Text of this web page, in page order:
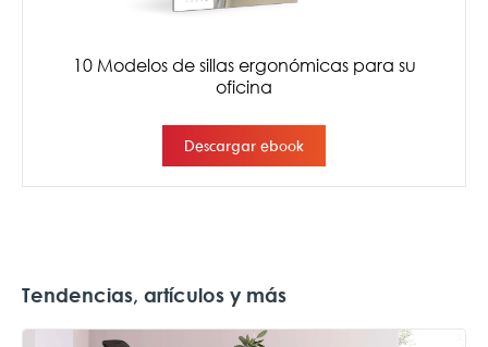
Tendencias, artículos y más